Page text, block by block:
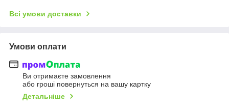
Всі умови доставки
Умови оплати
Ви отримаєте замовлення
або гроші повернуться на вашу картку
Детальніше